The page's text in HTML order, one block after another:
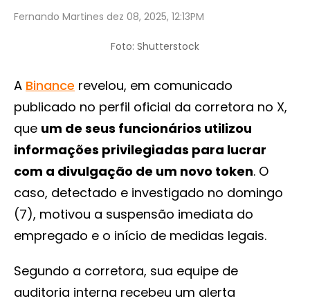
Fernando Martines dez 08, 2025, 12:13PM
Foto: Shutterstock
A Binance revelou, em comunicado
publicado no perfil oficial da corretora no X,
que um de seus funcionários utilizou
informações privilegiadas para lucrar
com a divulgação de um novo token. O
caso, detectado e investigado no domingo
(7), motivou a suspensão imediata do
empregado e o início de medidas legais.
Segundo a corretora, sua equipe de
auditoria interna recebeu um alerta